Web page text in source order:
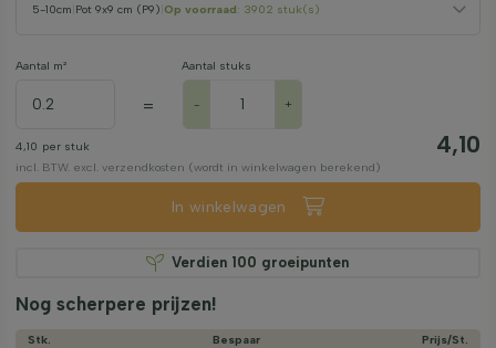
5-10cm Pot 9x9 cm (P9) Op voorraad: 3902 stuk(s)
Aantal m²
=
Aantal stuks
- +
4,10 per stuk 4,10
incl. BTW. excl. verzendkosten (wordt in winkelwagen berekend)
In winkelwagen
Verdien 100 groeipunten
Nog scherpere prijzen!
Stk. Bespaar
Prijs/­St.